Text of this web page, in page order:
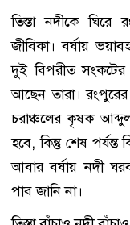
তিস্তা নদীকে
জীবিকা। বর্ষায়
দুই বিপরীত
আছেন তারা। রংপুরের
চরাঞ্চলের কৃষক
হবে, কিন্তু শেষ
আবার বর্ষায় নদী
পাব জানি না।